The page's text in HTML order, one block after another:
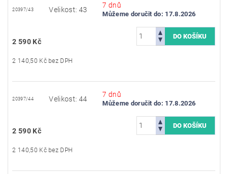
20397/43 Velikost: 43
7 dnů
Můžeme doručit do: 17.8.2026
2 590 Kč
2 140,50 Kč bez DPH
20397/44 Velikost: 44
7 dnů
Můžeme doručit do: 17.8.2026
2 590 Kč
2 140,50 Kč bez DPH